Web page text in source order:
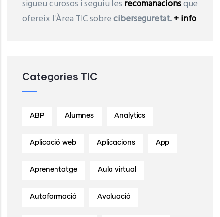
sigueu curosos i seguiu lesrecomanacionsque
ofereix l'Àrea TIC sobreciberseguretat.+ info
Categories TIC
ABP Alumnes Analytics
Aplicació web Aplicacions App
Aprenentatge Aula virtual
Autoformació Avaluació